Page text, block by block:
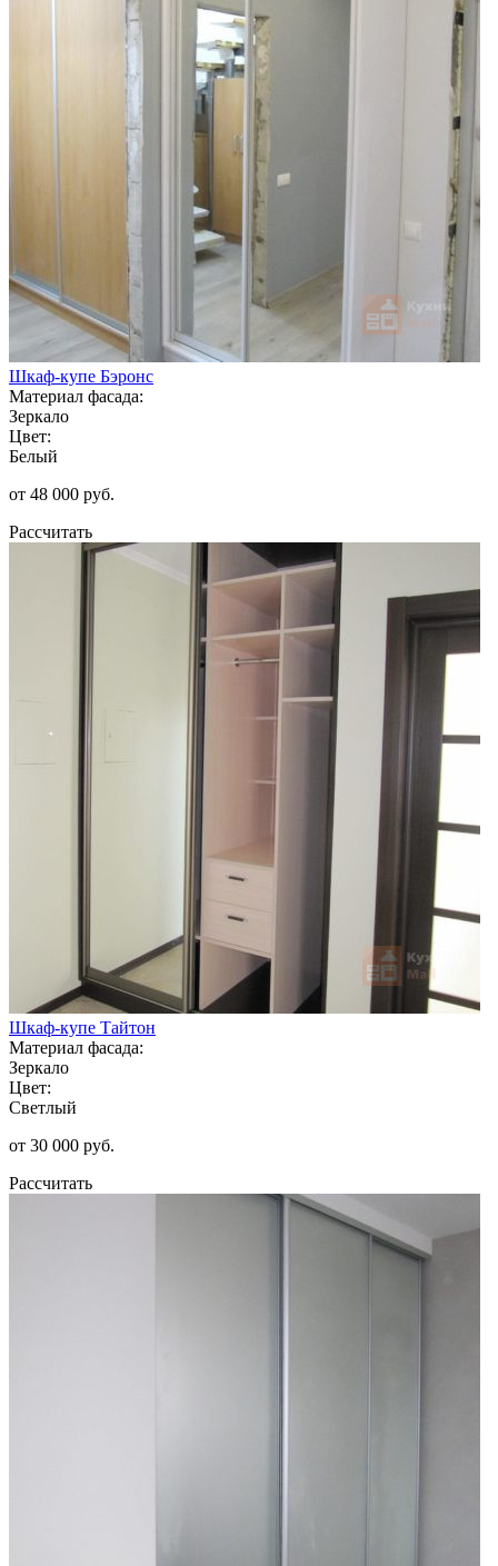
Шкаф-купе Бэронс
Материал фасада:
Зеркало
Цвет:
Белый
от 48 000 руб.
Рассчитать
Шкаф-купе Тайтон
Материал фасада:
Зеркало
Цвет:
Светлый
от 30 000 руб.
Рассчитать